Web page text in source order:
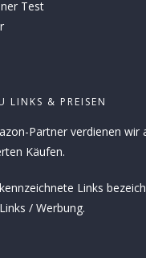
Test
LINKS & PREISEN
Partner verdienen wir
Käufen.
Links
/ Werbung.